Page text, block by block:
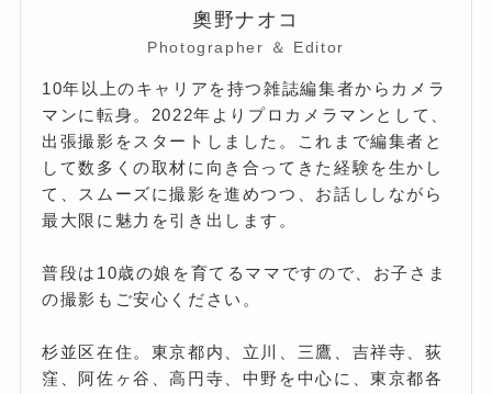
奧野ナオコ
Photographer ＆ Editor
10年以上のキャリアを持つ雑誌編集者からカメラ
マンに転身。2022年よりプロカメラマンとして、
出張撮影をスタートしました。これまで編集者と
して数多くの取材に向き合ってきた経験を生かし
て、スムーズに撮影を進めつつ、お話ししながら
最大限に魅力を引き出します。
普段は10歳の娘を育てるママですので、お子さま
の撮影もご安心ください。
杉並区在住。東京都内、立川、三鷹、吉祥寺、荻
窪、阿佐ヶ谷、高円寺、中野を中心に、東京都各